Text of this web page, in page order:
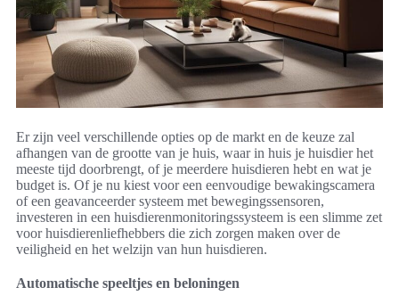
Er zijn veel verschillende opties op de markt en de keuze zal
afhangen van de grootte van je huis, waar in huis je huisdier het
meeste tijd doorbrengt, of je meerdere huisdieren hebt en wat je
budget is. Of je nu kiest voor een eenvoudige bewakingscamera
of een geavanceerder systeem met bewegingssensoren,
investeren in een huisdierenmonitoringssysteem is een slimme zet
voor huisdierenliefhebbers die zich zorgen maken over de
veiligheid en het welzijn van hun huisdieren.
Automatische speeltjes en beloningen